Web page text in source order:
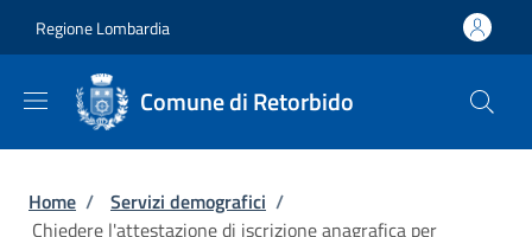
Regione Lombardia
Comune di Retorbido
Briciole di pane
Home / Servizi demografici /
Chiedere l'attestazione di iscrizione anagrafica per